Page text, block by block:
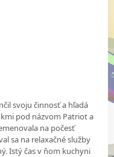
svoju činnosť a hľadá
pod názvom Patriot a
na počesť
sa na relaxačné služby
Istý čas v ňom kuchyni